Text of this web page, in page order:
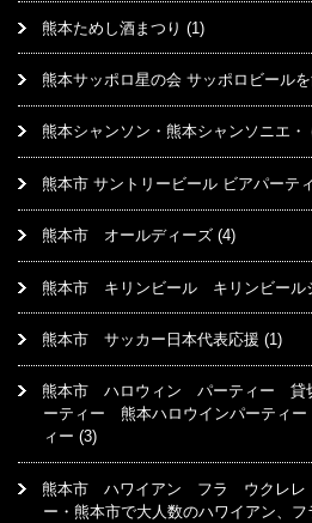
熊本ためし酒まつり (1)
熊本サッポロ星の会 サッポロビール
熊本シャンソン・熊本シャンソニエ・
熊本市 サントリービール ビアパーテ
熊本市 オールディーズ (4)
熊本市 キリンビール キリンビー
熊本市 サッカー日本代表応援 (1)
熊本市 ハロウィン パーティー 貸
ーティー 熊本ハロウインパーティ
ィー (3)
熊本市 ハワイアン フラ ウクレレ
ー・熊本市で大人数のハワイアン、